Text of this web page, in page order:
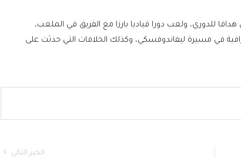
للدوري، ولعب دورا قياديا بارزا مع الفريق في الملعب،
في مسيرة ليفاندوفسكي، وكذلك الخلافات التي حدثت على
الخبر التالي